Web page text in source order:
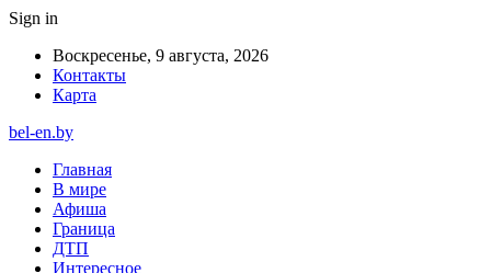
Sign in
Воскресенье, 9 августа, 2026
Контакты
Карта
bel-en.by
Главная
В мире
Афиша
Граница
ДТП
Интересное